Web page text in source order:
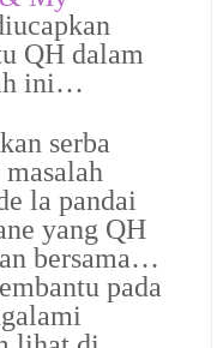
QH dalam
ini…
serba
la pandai
yang QH
bersama…
pada